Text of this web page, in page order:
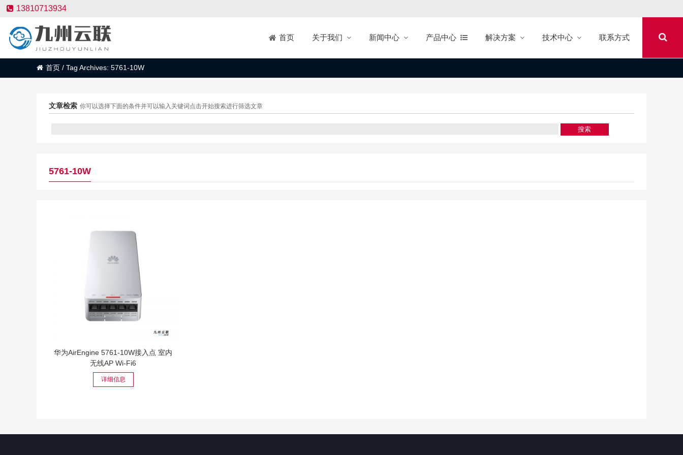
13810713934
首页 关于我们 新闻中心 产品中心 解决方案 技术中心 联系方式
首页 / Tag Archives: 5761-10W
文章检索 你可以选择下面的条件并可以输入关键词点击开始搜索进行筛选文章
5761-10W
华为AirEngine 5761-10W接入点 室内
无线AP Wi-Fi6
详细信息